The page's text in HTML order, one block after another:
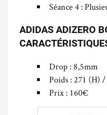
Séance 4 :
ADIDAS ADIZERO
Drop : 8,5mm
Poids : 271 (H)
Prix : 160€